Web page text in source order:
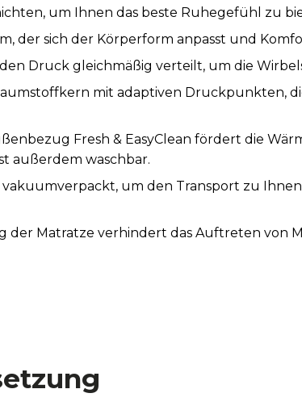
um Ihnen das beste Ruhegefühl zu
der sich der Körperform anpasst und
Druck gleichmäßig verteilt, um die
mit adaptiven Druckpunkten,
Fresh & EasyClean fördert die
außerdem waschbar.
um den Transport zu
der Matratze verhindert das Auftreten von